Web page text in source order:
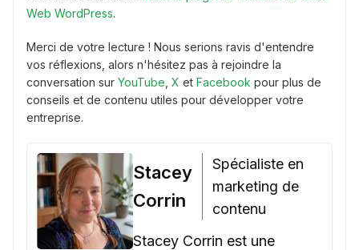
Web WordPress.
Merci de votre lecture ! Nous serions ravis d'entendre
vos réflexions, alors n'hésitez pas à rejoindre la
conversation sur YouTube X et Facebook pour plus de
conseils et de contenu utiles pour développer votre
entreprise.
Stacey
Corrin
Spécialiste en
marketing de
contenu
Stacey Corrin est une